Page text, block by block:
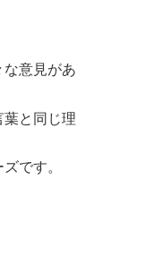
意見があ
葉と同じ理
です。